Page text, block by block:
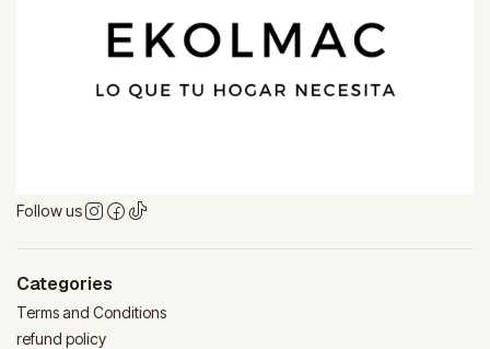
Follow us
Categories
Terms and Conditions
refund policy